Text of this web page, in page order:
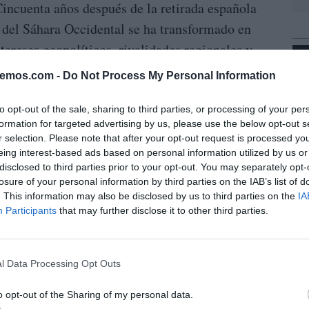
- Do Not Process My Personal Information
opt-out of the sale, sharing to third parties, or processing of your
for targeted advertising by us, please use the below opt-out
selection. Please note that after your opt-out request is processed
interest-based ads based on personal information utilized by us
to third parties prior to your opt-out. You may separately
of your personal information by third parties on the IAB’s list of
This information may also be disclosed by us to third parties on the
Participants that may further disclose it to other third parties.
Data Processing Opt Outs
opt-out of the Sharing of my personal data.
años después de la retirada española
Sáhara Occidental se ha transformado en
geopolíticos, rivalidades regionales y
nuevo protagonismo. Arabi recuerda que,
Madrid de 1975
, al menos desde el punto de vista del
que Madrid siga controlando elespacio
convertido para el Polisario en una prueba de
ineludible, por más que los sucesivos
no puede ignorar. Para los saharauis, el
en marzo de 2022, cuando respaldó
marroquí, no solo rompió el mayor